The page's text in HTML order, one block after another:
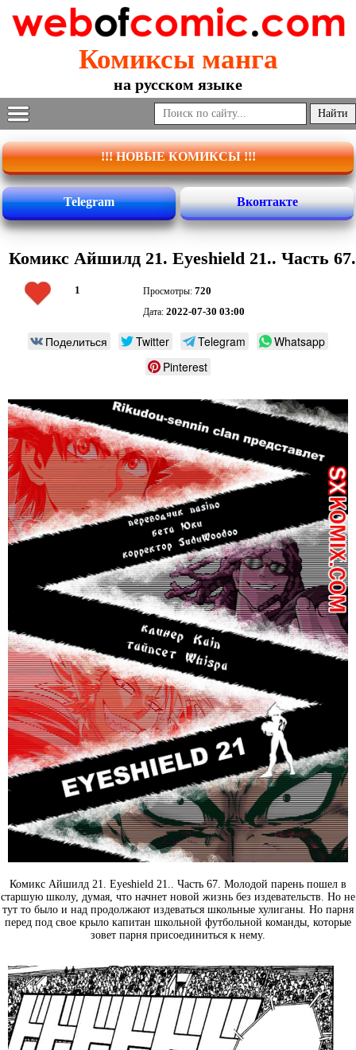
Комиксы манга
на русском языке
!!! НОВЫЕ КОМИКСЫ !!!
Telegram Вконтакте
Комикс Айшилд 21. Eyeshield 21.. Часть 67.
1 Просмотры: 720
Дата: 2022-07-30 03:00
Поделиться Twitter Telegram
Whatsapp
Pinterest
Комикс Айшилд 21. Eyeshield 21.. Часть 67. Молодой парень пошел в
старшую школу, думая, что начнет новой жизнь без издевательств. Но не
тут то было и над продолжают издеваться школьные хулиганы. Но парня
перед под свое крыло капитан школьной футбольной команды, которые
зовет парня присоединиться к нему.